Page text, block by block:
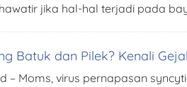
jika hal-hal terjadi pada
Batuk dan Pilek? Kenali
– Moms, virus pernapasan